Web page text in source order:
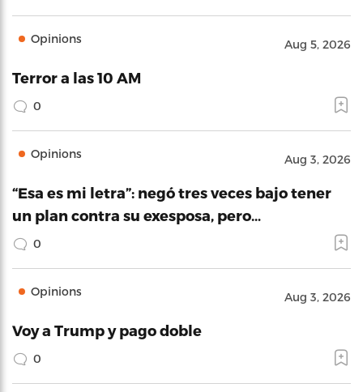
Opinions Aug 5, 2026
Terror a las 10 AM
0
Opinions Aug 3, 2026
“Esa es mi letra”: negó tres veces bajo tener
un plan contra su exesposa, pero…
0
Opinions Aug 3, 2026
Voy a Trump y pago doble
0